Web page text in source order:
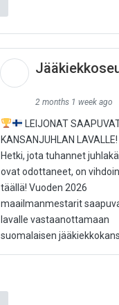
2 months 1 week ago
LEIJONAT
KANSANJUHLAN LAVALLE!
Hetki, jota tuhannet
ovat odottaneet, on vihdoin
täällä! Vuoden 2026
maailmanmestarit
lavalle vastaanottamaan
suomalaisen